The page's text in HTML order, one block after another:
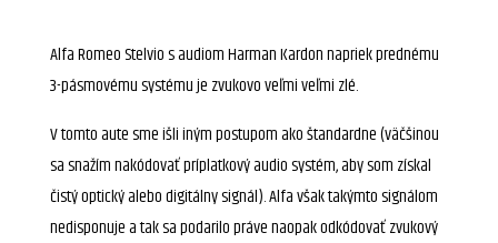
Alfa Romeo Stelvio s audiom Harman Kardon napriek prednému
3-pásmovému systému je zvukovo veľmi veľmi zlé.
V tomto aute sme išli iným postupom ako štandardne (väčšinou
sa snažím nakódovať príplatkový audio systém, aby som získal
čistý optický alebo digitálny signál). Alfa však takýmto signálom
nedisponuje a tak sa podarilo práve naopak odkódovať zvukový